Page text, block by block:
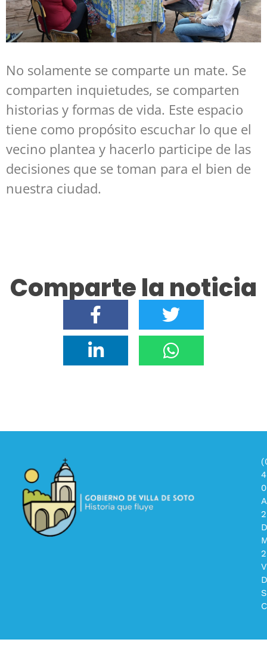
No solamente se comparte un mate. Se
comparten inquietudes, se comparten
historias y formas de vida. Este espacio
tiene como propósito escuchar lo que el
vecino plantea y hacerlo participe de las
decisiones que se toman para el bien de
nuestra ciudad.
Comparte la noticia